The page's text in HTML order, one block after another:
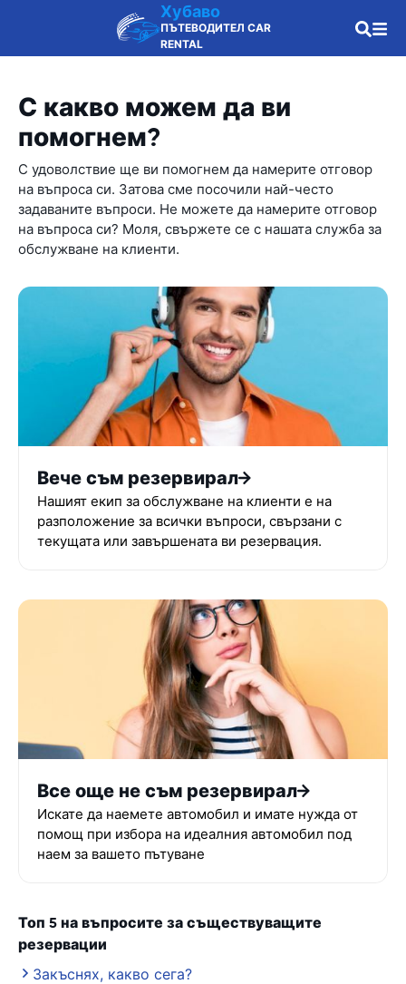
Хубаво
ПЪТЕВОДИТЕЛ CAR
RENTAL
С какво можем да ви
помогнем?
С удоволствие ще ви помогнем да намерите отговор
на въпроса си. Затова сме посочили най-често
задаваните въпроси. Не можете да намерите отговор
на въпроса си? Моля, свържете се с нашата служба за
обслужване на клиенти.
Вече съм резервирал
Нашият екип за обслужване на клиенти е на
разположение за всички въпроси, свързани с
текущата или завършената ви резервация.
Все още не съм резервирал
Искате да наемете автомобил и имате нужда от
помощ при избора на идеалния автомобил под
наем за вашето пътуване
Топ 5 на въпросите за съществуващите
резервации
Закъснях, какво сега?